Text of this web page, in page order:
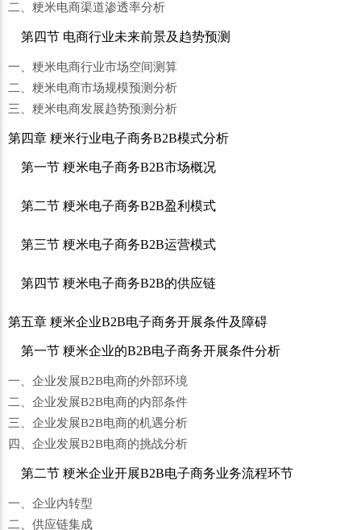
二、粳米电商渠道渗透率分析
第四节 电商行业未来前景及趋势预测
一、粳米电商行业市场空间测算
二、粳米电商市场规模预测分析
三、粳米电商发展趋势预测分析
第四章 粳米行业电子商务B2B模式分析
第一节 粳米电子商务B2B市场概况
第二节 粳米电子商务B2B盈利模式
第三节 粳米电子商务B2B运营模式
第四节 粳米电子商务B2B的供应链
第五章 粳米企业B2B电子商务开展条件及障碍
第一节 粳米企业的B2B电子商务开展条件分析
一、企业发展B2B电商的外部环境
二、企业发展B2B电商的内部条件
三、企业发展B2B电商的机遇分析
四、企业发展B2B电商的挑战分析
第二节 粳米企业开展B2B电子商务业务流程环节
一、企业内转型
二、供应链集成